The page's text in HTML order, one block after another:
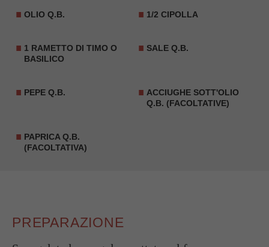
OLIO Q.B. 1/2 CIPOLLA
1 RAMETTO DI TIMO O
BASILICO
SALE Q.B.
PEPE Q.B.
ACCIUGHE SOTT'OLIO
Q.B. (FACOLTATIVE)
PAPRICA Q.B.
(FACOLTATIVA)
PREPARAZIONE